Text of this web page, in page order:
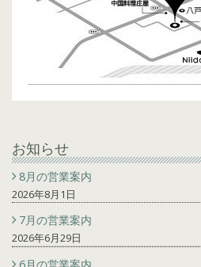
お知らせ
8月の営業案内
2026年8月1日
7月の営業案内
2026年6月29日